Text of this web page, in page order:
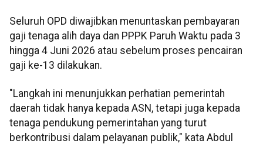
Seluruh OPD diwajibkan menuntaskan pembayaran
gaji tenaga alih daya dan PPPK Paruh Waktu pada 3
hingga 4 Juni 2026 atau sebelum proses pencairan
gaji ke-13 dilakukan.
"Langkah ini menunjukkan perhatian pemerintah
daerah tidak hanya kepada ASN, tetapi juga kepada
tenaga pendukung pemerintahan yang turut
berkontribusi dalam pelayanan publik," kata Abdul